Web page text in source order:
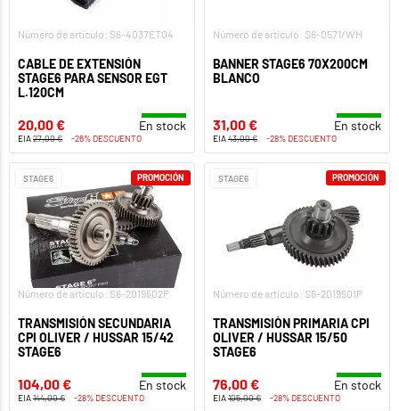
Número de artículo: S6-4037ET04
CABLE DE EXTENSIÓN
STAGE6 PARA SENSOR EGT
L.120CM
20,00 € En stock
EIA27,00 € -26% DESCUENTO
Número de artículo: S6-0571/WH
BANNER STAGE6 70X200CM
BLANCO
31,00 € En stock
EIA43,00 € -28% DESCUENTO
STAGE6
Número de artículo: S6-2019502P
TRANSMISIÓN SECUNDARIA
CPI OLIVER / HUSSAR 15/42
STAGE6
104,00 € En stock
EIA144,00 € -28% DESCUENTO
PROMOCIÓN STAGE6
Número de artículo: S6-2019501P
TRANSMISIÓN PRIMARIA CPI
OLIVER / HUSSAR 15/50
STAGE6
76,00 € En stock
EIA105,00 € -28% DESCUENTO
PROMOCIÓN